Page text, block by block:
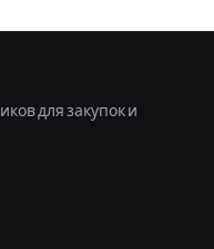
для закупок и